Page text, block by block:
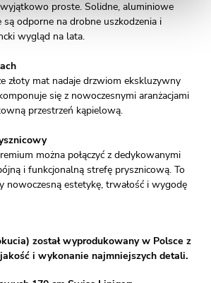
proste. Solidne, aluminiowe
odporne na drobne uszkodzenia i
wygląd na lata.
złoty mat nadaje drzwiom ekskluzywny
się z nowoczesnymi aranżacjami
przestrzeń kąpielową.
można połączyć z dedykowanymi
i funkcjonalną strefę prysznicową. To
nowoczesną estetykę, trwałość i wygodę
został wyprodukowany w Polsce z
i wykonanie najmniejszych detali.